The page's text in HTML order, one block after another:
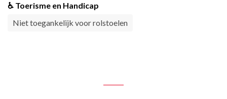
♿ Toerisme en Handicap
Niet toegankelijk voor rolstoelen